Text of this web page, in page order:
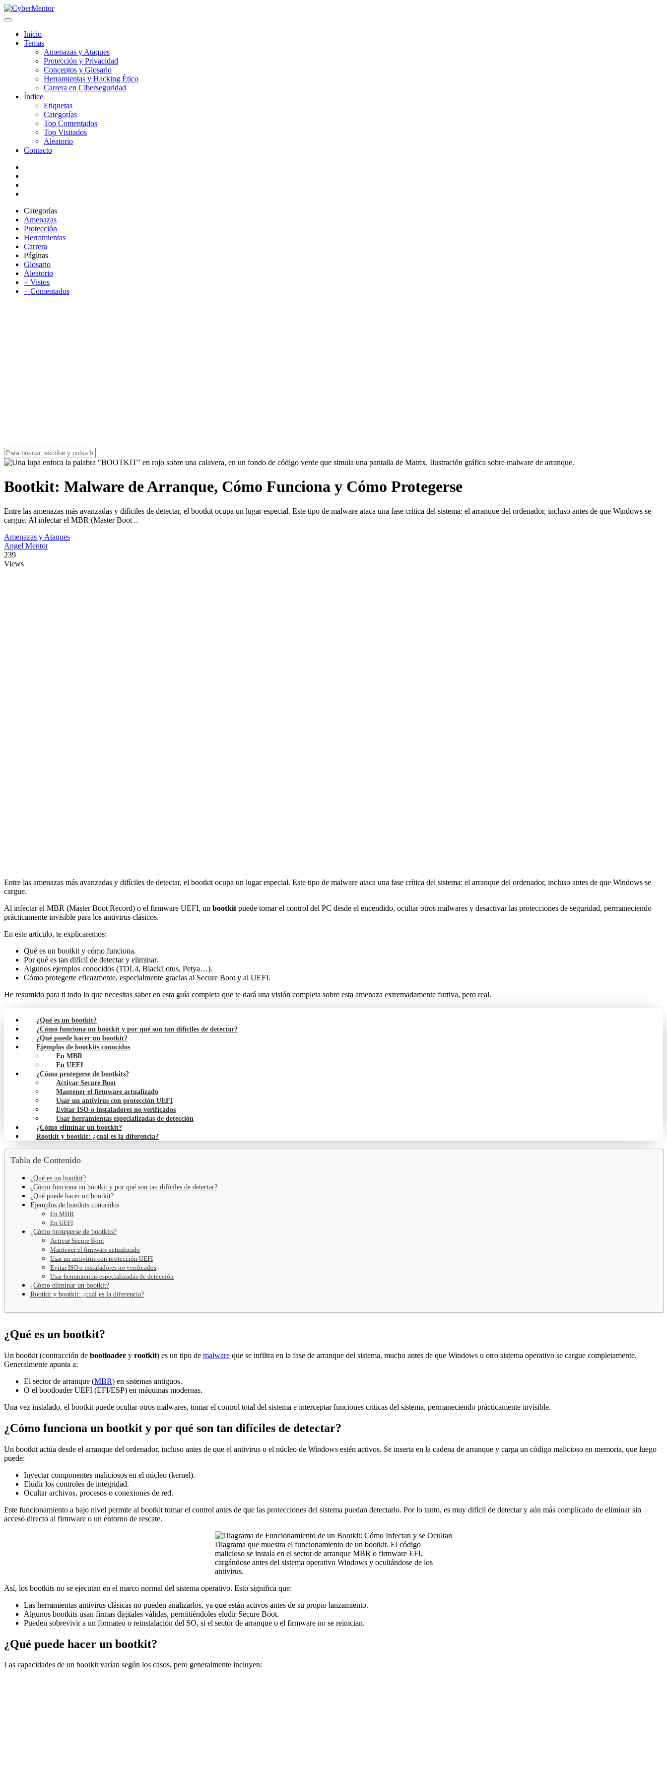
Inicio
Temas
Amenazas y Ataques
Protección y Privacidad
Conceptos y Glosario
Herramientas y Hacking Ético
Carrera en Ciberseguridad
Índice
Etiquetas
Categorías
Top Comentados
Top Visitados
Aleatorio
Contacto
Categorías
Amenazas
Protección
Herramientas
Carrera
Páginas
Glosario
Aleatorio
+ Vistos
+ Comentados
Bootkit: Malware de Arranque, Cómo Funciona y Cómo Protegerse
Entre las amenazas más avanzadas y difíciles de detectar, el bootkit ocupa un lugar especial. Este tipo de malware ataca una fase crítica del sistema: el arranque del ordenador, incluso antes de que Windows se
cargue. Al infectar el MBR (Master Boot ..
Amenazas y Ataques
Angel Mentor
239
Views
Entre las amenazas más avanzadas y difíciles de detectar, el bootkit ocupa un lugar especial. Este tipo de malware ataca una fase crítica del sistema: el arranque del ordenador, incluso antes de que Windows se
cargue.
Al infectar el MBR (Master Boot Record) o el firmware UEFI, un bootkit puede tomar el control del PC desde el encendido, ocultar otros malwares y desactivar las protecciones de seguridad, permaneciendo
prácticamente invisible para los antivirus clásicos.
En este artículo, te explicaremos:
Qué es un bootkit y cómo funciona.
Por qué es tan difícil de detectar y eliminar.
Algunos ejemplos conocidos (TDL4, BlackLotus, Petya…).
Cómo protegerte eficazmente, especialmente gracias al Secure Boot y al UEFI.
He resumido para ti todo lo que necesitas saber en esta guía completa que te dará una visión completa sobre esta amenaza extremadamente furtiva, pero real.
¿Qué es un bootkit?
¿Cómo funciona un bootkit y por qué son tan difíciles de detectar?
¿Qué puede hacer un bootkit?
Ejemplos de bootkits conocidos
En MBR
En UEFI
¿Cómo protegerse de bootkits?
Activar Secure Boot
Mantener el firmware actualizado
Usar un antivirus con protección UEFI
Evitar ISO o instaladores no verificados
Usar herramientas especializadas de detección
¿Cómo eliminar un bootkit?
Rootkit y bootkit: ¿cuál es la diferencia?
Tabla de Contenido
¿Qué es un bootkit?
¿Cómo funciona un bootkit y por qué son tan difíciles de detectar?
¿Qué puede hacer un bootkit?
Ejemplos de bootkits conocidos
En MBR
En UEFI
¿Cómo protegerse de bootkits?
Activar Secure Boot
Mantener el firmware actualizado
Usar un antivirus con protección UEFI
Evitar ISO o instaladores no verificados
Usar herramientas especializadas de detección
¿Cómo eliminar un bootkit?
Rootkit y bootkit: ¿cuál es la diferencia?
¿Qué es un bootkit?
Un bootkit (contracción de bootloader y rootkit) es un tipo de malware que se infiltra en la fase de arranque del sistema, mucho antes de que Windows u otro sistema operativo se cargue completamente.
Generalmente apunta a:
El sector de arranque (MBR) en sistemas antiguos.
O el bootloader UEFI (EFI/ESP) en máquinas modernas.
Una vez instalado, el bootkit puede ocultar otros malwares, tomar el control total del sistema e interceptar funciones críticas del sistema, permaneciendo prácticamente invisible.
¿Cómo funciona un bootkit y por qué son tan difíciles de detectar?
Un bootkit actúa desde el arranque del ordenador, incluso antes de que el antivirus o el núcleo de Windows estén activos. Se inserta en la cadena de arranque y carga un código malicioso en memoria, que luego
puede:
Inyectar componentes maliciosos en el núcleo (kernel).
Eludir los controles de integridad.
Ocultar archivos, procesos o conexiones de red.
Este funcionamiento a bajo nivel permite al bootkit tomar el control antes de que las protecciones del sistema puedan detectarlo. Por lo tanto, es muy difícil de detectar y aún más complicado de eliminar sin
acceso directo al firmware o un entorno de rescate.
Diagrama que muestra el funcionamiento de un bootkit. El código
malicioso se instala en el sector de arranque MBR o firmware EFI,
cargándose antes del sistema operativo Windows y ocultándose de los
antivirus.
Así, los bootkits no se ejecutan en el marco normal del sistema operativo. Esto significa que:
Las herramientas antivirus clásicas no pueden analizarlos, ya que están activos antes de su propio lanzamiento.
Algunos bootkits usan firmas digitales válidas, permitiéndoles eludir Secure Boot.
Pueden sobrevivir a un formateo o reinstalación del SO, si el sector de arranque o el firmware no se reinician.
¿Qué puede hacer un bootkit?
Las capacidades de un bootkit varían según los casos, pero generalmente incluyen: